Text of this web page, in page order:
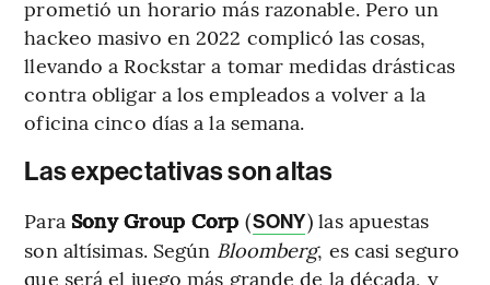
prometió un horario más razonable. Pero un
hackeo masivo en 2022 complicó las cosas,
llevando a Rockstar a tomar medidas drásticas
contra obligar a los empleados a volver a la
oficina cinco días a la semana.
Las expectativas son altas
Para Sony Group Corp (SONY) las apuestas
son altísimas. Según Bloomberg, es casi seguro
que será el juego más grande de la década, y